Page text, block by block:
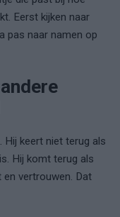
Eerst kijken naar
pas naar namen op
Hij keert niet terug als
Hij komt terug als
en vertrouwen. Dat